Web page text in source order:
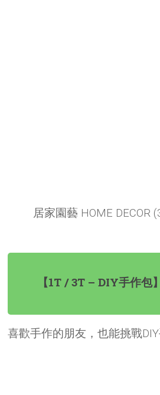
居家園藝 HOME DECOR
【1T / 3T – DIY手作包】
喜歡手作的朋友，也能挑戰